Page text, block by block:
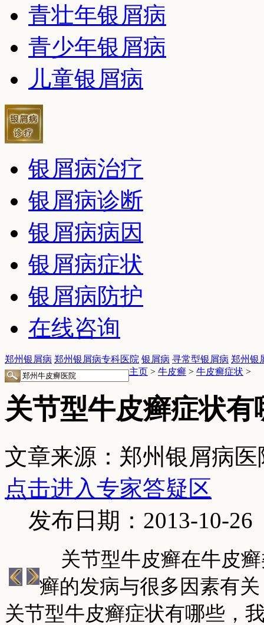
青壮年银屑病
青少年银屑病
儿童银屑病
银屑病治疗
银屑病诊断
银屑病病因
银屑病症状
银屑病防护
在线咨询
郑州银屑病 郑州银屑病专科医院 银屑病 寻常型银屑病 郑州银
主页 > 牛皮癣 > 牛皮癣症状 >
关节型牛皮癣症状有
文章来源：郑州银屑病医
点击进入专家答疑区
发布日期：2013-10-26
关节型牛皮癣在牛皮癣
癣的发病与很多因素有
关节型牛皮癣症状有哪些，